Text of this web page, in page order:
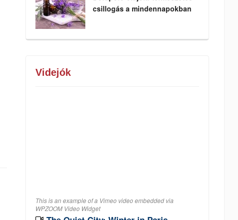
csillogás a mindennapokban
Videjók
This is an example of a Vimeo video embedded via
WPZOOM Video Widget